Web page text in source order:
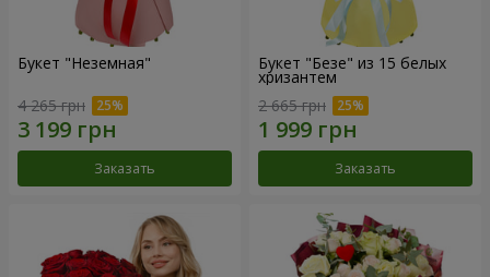
Букет "Неземная"
4 265 грн
Заказать
Букет "Безе" из 15 белых
хризантем
2 665 грн
Заказать